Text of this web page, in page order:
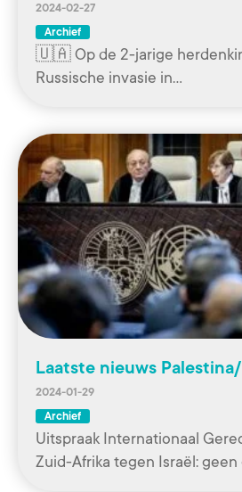
2024-02-27
Archief
🇺🇦 Op de 2-jarige
Russische invasie in…
Laatste nieuws Palestina/
2024-01-29
Archief
Uitspraak Internationaal
Zuid-Afrika tegen Israël: